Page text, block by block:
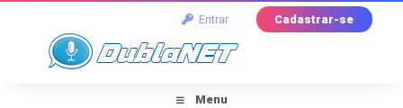
Entrar Cadastrar-se
Menu